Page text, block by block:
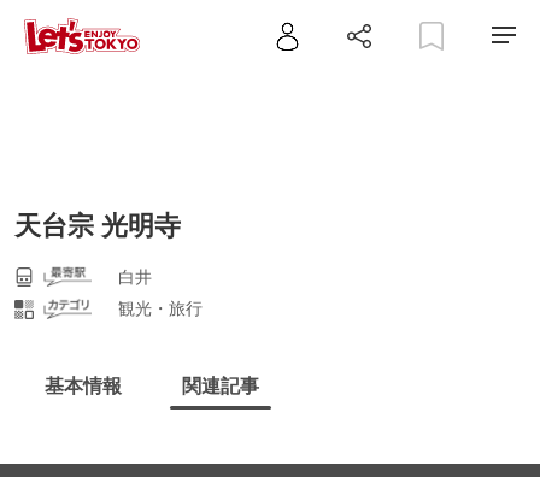
天台宗 光明寺
白井
観光・旅行
基本情報 関連記事